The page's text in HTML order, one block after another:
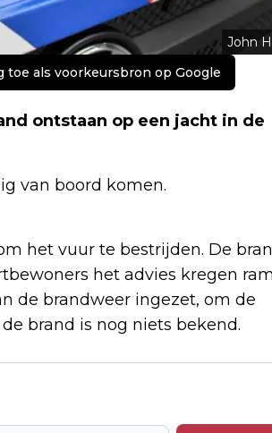
John
toe als voorkeursbron op Google
ontstaan op een jacht in de
van boord komen.
het vuur te bestrijden. De
het advies kregen
de brandweer ingezet, om de
brand is nog niets bekend.